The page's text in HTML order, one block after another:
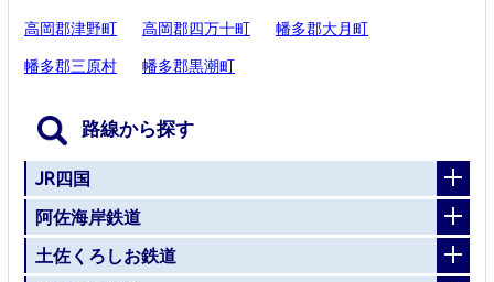
高岡郡津野町 高岡郡四万十町 幡多郡大月町
幡多郡三原村 幡多郡黒潮町
路線から探す
JR四国
阿佐海岸鉄道
土佐くろしお鉄道